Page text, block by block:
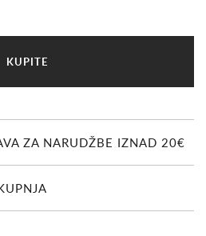
U
I
A
A
E
KUPITE
ZA NARUDŽBE IZNAD 20€